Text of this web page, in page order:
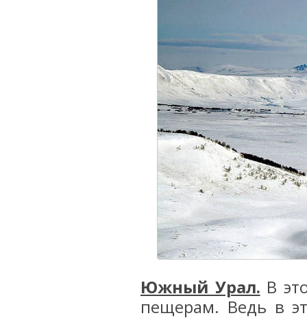
Южный Урал. В
пещерам. Ведь в